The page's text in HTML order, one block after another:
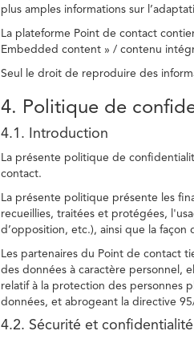
plus amples informations sur
La plateforme Point de contact
Embedded content » / contenu
Seul le droit de reproduire des
4. Politique de
4.1. Introduction
La présente politique de
contact.
La présente politique présente les
recueillies, traitées et protégées,
d’opposition, etc.), ainsi que la façon
Les partenaires du Point de contact
des données à caractère personnel,
relatif à la protection des personnes
données, et abrogeant la directive
4.2. Sécurité et